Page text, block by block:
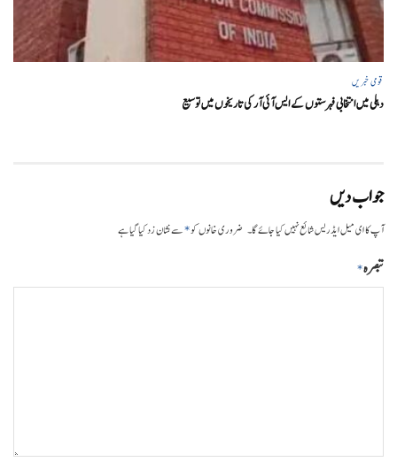
قومی خبریں
دہلی میں انتخابی فہرستوں کے ایس آئی آر کی تاریخوں میں توسیع
جواب دیں
آپ کا ای میل ایڈریس شائع نہیں کیا جائے گا۔ ضروری خانوں کو*سے نشان زد کیا گیا ہے
تبصرہ*